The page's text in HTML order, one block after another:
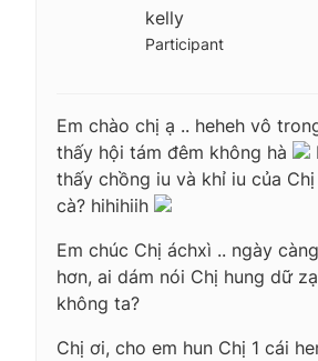
kelly
Participant
Em chào chị ạ .. heheh vô
thấy hội tám đêm không hà
thấy chồng iu và khỉ iu của
cà? hihihiih
Em chúc Chị áchxì .. ngày
hơn, ai dám nói Chị hung dữ
không ta?
Chị ơi, cho em hun Chị 1 cái